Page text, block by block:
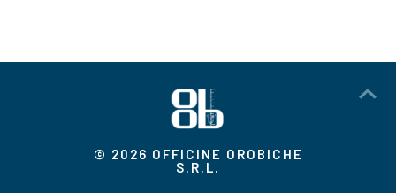
© 2026 OFFICINE OROBICHE
S.R.L.